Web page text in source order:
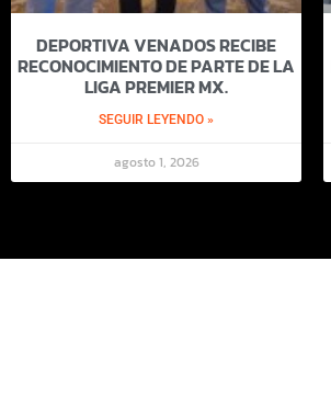
DEPORTIVA VENADOS RECIBE
RECONOCIMIENTO DE PARTE DE LA
LIGA PREMIER MX.
SEGUIR LEYENDO »
agosto 1, 2026